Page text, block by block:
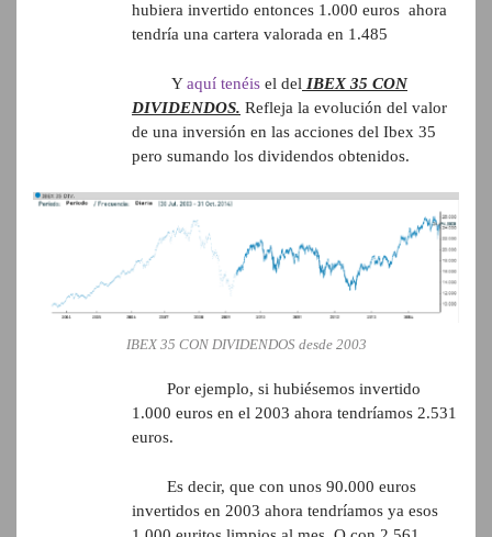
hubiera invertido entonces 1.000 euros ahora
tendría una cartera valorada en 1.485
Yaquí tenéis el del IBEX 35 CON
DIVIDENDOS. Refleja la evolución del valor
de una inversión en las acciones del Ibex 35
pero sumando los dividendos obtenidos.
IBEX 35 CON DIVIDENDOS desde 2003
Por ejemplo, si hubiésemos invertido
1.000 euros en el 2003 ahora tendríamos 2.531
euros.
Es decir, que con unos 90.000 euros
invertidos en 2003 ahora tendríamos ya esos